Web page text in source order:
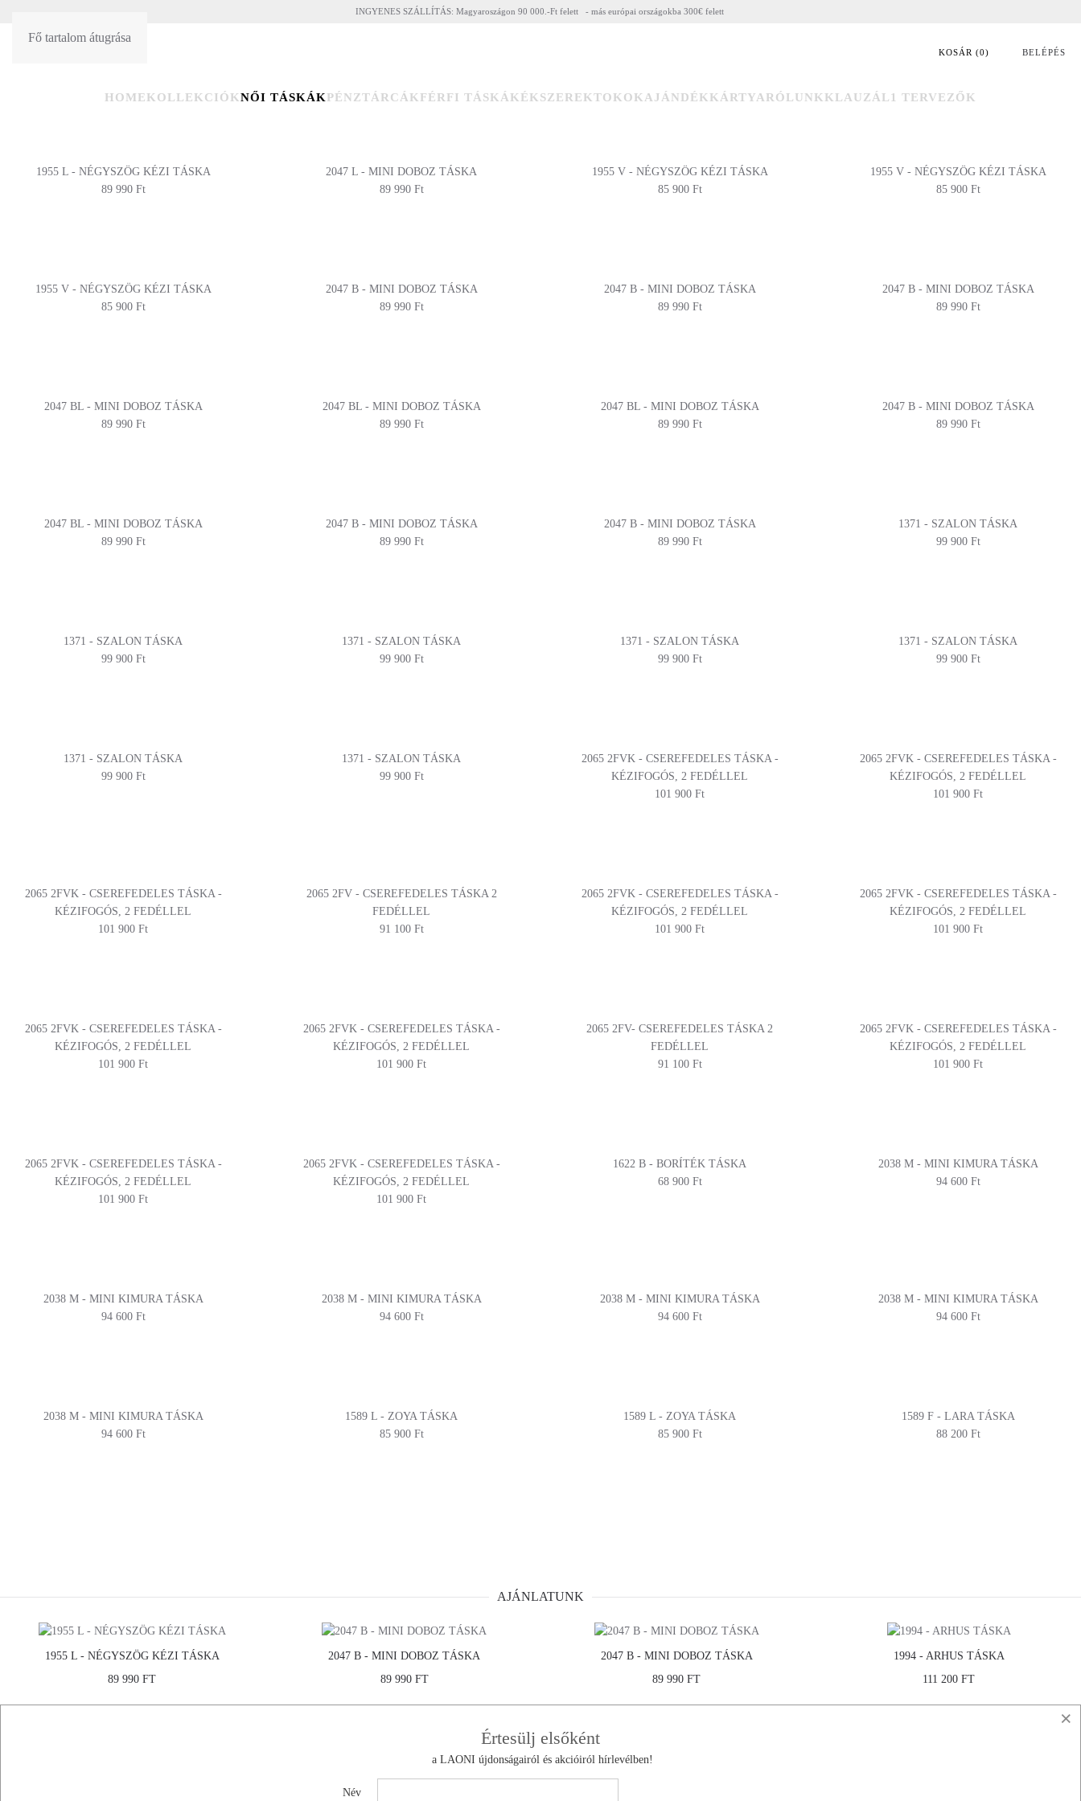
Fő tartalom átugrása
INGYENES SZÁLLÍTÁS: Magyaroszágon 90 000.-Ft felett - más európai országokba 300€ felett
KOSÁR (0) BELÉPÉS
HOMEKOLLEKCIÓKNŐI TÁSKÁKPÉNZTÁRCÁK FÉRFI TÁSKÁK ÉKSZEREKTOKOK AJÁNDÉKKÁRTYARÓLUNK KLAUZÁL1 TERVEZŐK
1955 L - NÉGYSZÖG KÉZI TÁSKA
89 990 Ft
2047 L - MINI DOBOZ TÁSKA
89 990 Ft
1955 V - NÉGYSZÖG KÉZI TÁSKA
85 900 Ft
1955 V - NÉGYSZÖG KÉZI TÁSKA
85 900 Ft
1955 V - NÉGYSZÖG KÉZI TÁSKA
85 900 Ft
2047 B - MINI DOBOZ TÁSKA
89 990 Ft
2047 B - MINI DOBOZ TÁSKA
89 990 Ft
2047 B - MINI DOBOZ TÁSKA
89 990 Ft
2047 BL - MINI DOBOZ TÁSKA
89 990 Ft
2047 BL - MINI DOBOZ TÁSKA
89 990 Ft
2047 BL - MINI DOBOZ TÁSKA
89 990 Ft
2047 B - MINI DOBOZ TÁSKA
89 990 Ft
2047 BL - MINI DOBOZ TÁSKA
89 990 Ft
2047 B - MINI DOBOZ TÁSKA
89 990 Ft
2047 B - MINI DOBOZ TÁSKA
89 990 Ft
1371 - SZALON TÁSKA
99 900 Ft
1371 - SZALON TÁSKA
99 900 Ft
1371 - SZALON TÁSKA
99 900 Ft
1371 - SZALON TÁSKA
99 900 Ft
1371 - SZALON TÁSKA
99 900 Ft
1371 - SZALON TÁSKA
99 900 Ft
1371 - SZALON TÁSKA
99 900 Ft
2065 2FVK - CSEREFEDELES TÁSKA -
KÉZIFOGÓS, 2 FEDÉLLEL
101 900 Ft
2065 2FVK - CSEREFEDELES TÁSKA -
KÉZIFOGÓS, 2 FEDÉLLEL
101 900 Ft
2065 2FVK - CSEREFEDELES TÁSKA -
KÉZIFOGÓS, 2 FEDÉLLEL
101 900 Ft
2065 2FV - CSEREFEDELES TÁSKA 2
FEDÉLLEL
91 100 Ft
2065 2FVK - CSEREFEDELES TÁSKA -
KÉZIFOGÓS, 2 FEDÉLLEL
101 900 Ft
2065 2FVK - CSEREFEDELES TÁSKA -
KÉZIFOGÓS, 2 FEDÉLLEL
101 900 Ft
2065 2FVK - CSEREFEDELES TÁSKA -
KÉZIFOGÓS, 2 FEDÉLLEL
101 900 Ft
2065 2FVK - CSEREFEDELES TÁSKA -
KÉZIFOGÓS, 2 FEDÉLLEL
101 900 Ft
2065 2FV- CSEREFEDELES TÁSKA 2
FEDÉLLEL
91 100 Ft
2065 2FVK - CSEREFEDELES TÁSKA -
KÉZIFOGÓS, 2 FEDÉLLEL
101 900 Ft
2065 2FVK - CSEREFEDELES TÁSKA -
KÉZIFOGÓS, 2 FEDÉLLEL
101 900 Ft
2065 2FVK - CSEREFEDELES TÁSKA -
KÉZIFOGÓS, 2 FEDÉLLEL
101 900 Ft
1622 B - BORÍTÉK TÁSKA
68 900 Ft
2038 M - MINI KIMURA TÁSKA
94 600 Ft
2038 M - MINI KIMURA TÁSKA
94 600 Ft
2038 M - MINI KIMURA TÁSKA
94 600 Ft
2038 M - MINI KIMURA TÁSKA
94 600 Ft
2038 M - MINI KIMURA TÁSKA
94 600 Ft
2038 M - MINI KIMURA TÁSKA
94 600 Ft
1589 L - ZOYA TÁSKA
85 900 Ft
1589 L - ZOYA TÁSKA
85 900 Ft
1589 F - LARA TÁSKA
88 200 Ft
AJÁNLATUNK
1955 L - NÉGYSZÖG KÉZI TÁSKA
89 990 FT
2047 B - MINI DOBOZ TÁSKA
89 990 FT
2047 B - MINI DOBOZ TÁSKA
89 990 FT
1994 - ARHUS TÁSKA
111 200 FT
TÖRTÉNETÜNK
×
Értesülj elsőként
a LAONI újdonságairól és akcióiról hírlevélben!
Név